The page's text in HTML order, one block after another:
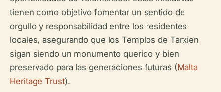
tienen como objetivo fomentar un sentido de
orgullo y responsabilidad entre los residentes
locales, asegurando que los Templos de Tarxien
sigan siendo un monumento querido y bien
preservado para las generaciones futuras (Malta
Heritage Trust).